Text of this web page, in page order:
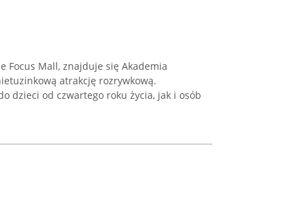
Focus Mall, znajduje się Akademia
atrakcję rozrywkową.
dzieci od czwartego roku życia, jak i osób